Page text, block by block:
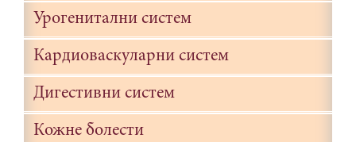
Урогенитални систем
Кардиоваскуларни систем
Дигестивни систем
Кожне болести